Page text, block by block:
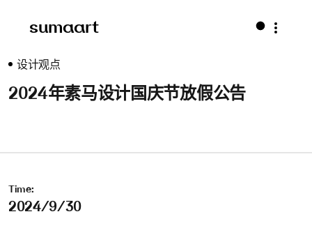
sumaart
设计观点
2024年素马设计国庆节放假公告
Time:
2024/9/30